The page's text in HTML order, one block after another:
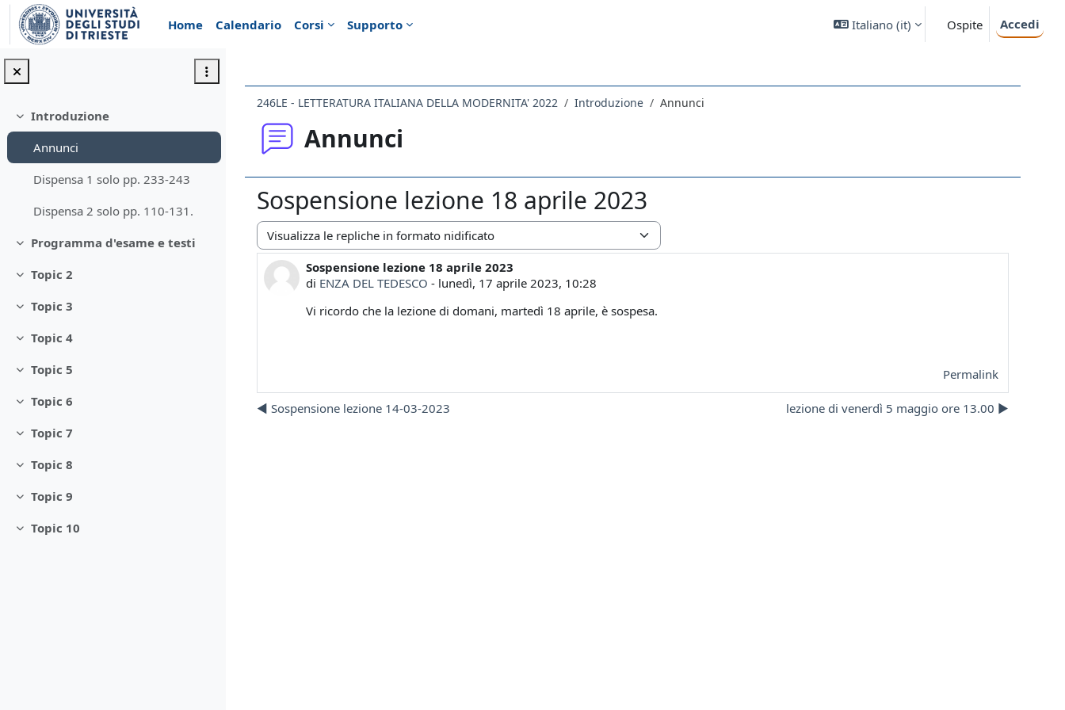
Vai al contenuto principale
Home
Calendario Corsi Supporto Italiano ‎(it)‎ Ospite Accedi
Minimizza
Introduzione
Annunci
Dispensa 1 solo pp. 233-243
Dispensa 2 solo pp. 110-131.
Minimizza
Programma d'esame e testi
Minimizza
Topic 2
Minimizza
Topic 3
Minimizza
Topic 4
Minimizza
Topic 5
Minimizza
Topic 6
Minimizza
Topic 7
Minimizza
Topic 8
Minimizza
Topic 9
Minimizza
Topic 10
246LE - LETTERATURA ITALIANA DELLA MODERNITA' 2022 Introduzione Annunci
Annunci
Sospensione lezione 18 aprile 2023
Modalità visualizzazione
Sospensione lezione 18 aprile 2023
di ENZA DEL TEDESCO - lunedì, 17 aprile 2023, 10:28
Numero di risposte: 0
Vi ricordo che la lezione di domani, martedì 18 aprile, è sospesa.
Permalink
◀︎ Sospensione lezione 14-03-2023 lezione di venerdì 5 maggio ore 13.00 ▶︎